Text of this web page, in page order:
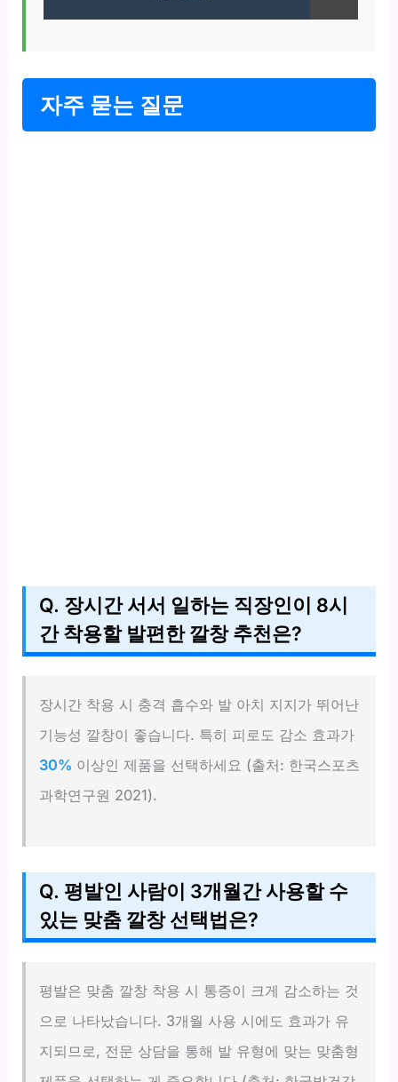
자주 묻는 질문
Q. 장시간 서서 일하는 직장인이 8시
간 착용할 발편한 깔창 추천은?
장시간 착용 시 충격 흡수와 발 아치 지지가 뛰어난
기능성 깔창이 좋습니다. 특히 피로도 감소 효과가
30% 이상인 제품을 선택하세요 (출처: 한국스포츠
과학연구원 2021).
Q. 평발인 사람이 3개월간 사용할 수
있는 맞춤 깔창 선택법은?
평발은 맞춤 깔창 착용 시 통증이 크게 감소하는 것
으로 나타났습니다. 3개월 사용 시에도 효과가 유
지되므로, 전문 상담을 통해 발 유형에 맞는 맞춤형